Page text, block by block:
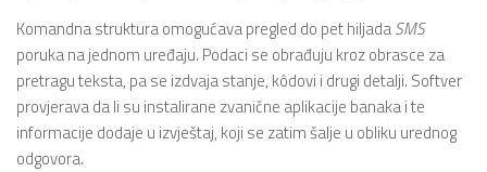
Komandna struktura omogućava pregled do pet hiljadaSMS
poruka na jednom uređaju. Podaci se obrađuju kroz obrasce za
pretragu teksta, pa se izdvaja stanje, kôdovi i drugi detalji. Softver
provjerava da li su instalirane zvanične aplikacije banaka i te
informacije dodaje u izvještaj, koji se zatim šalje u obliku urednog
odgovora.